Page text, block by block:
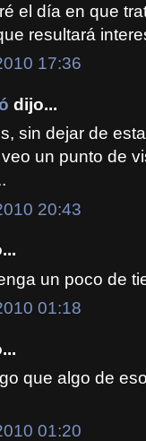
el día en que
resultará
17:36
dijo...
sin dejar de
un punto de
20:43
un poco de
01:18
que algo de
01:20